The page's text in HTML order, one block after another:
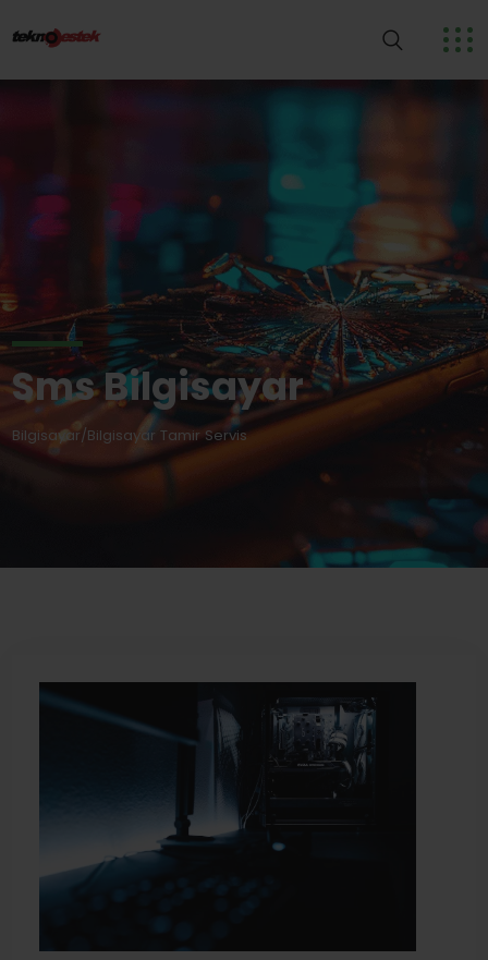
Sms Bilgisayar
Bilgisayar/Bilgisayar Tamir Servis